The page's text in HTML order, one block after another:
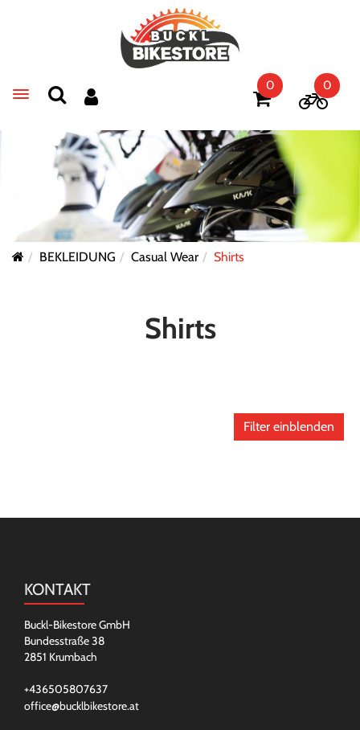
Toggle navigation
0 0
BEKLEIDUNG Casual Wear Shirts
Shirts
Filter einblenden
KONTAKT
Buckl-Bikestore GmbH
Bundesstraße 38
2851 Krumbach
+436505807637
office@bucklbikestore.at